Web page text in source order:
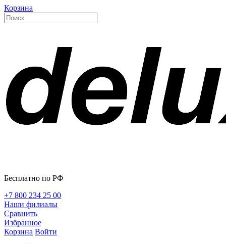
Корзина
Бесплатно по РФ
+7 800 234 25 00
Наши филиалы
Сравнить
Избранное
Корзина Войти